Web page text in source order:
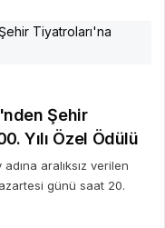
Şehir
Yılı Özel Ödülü
aralıksız verilen
günü saat 20.